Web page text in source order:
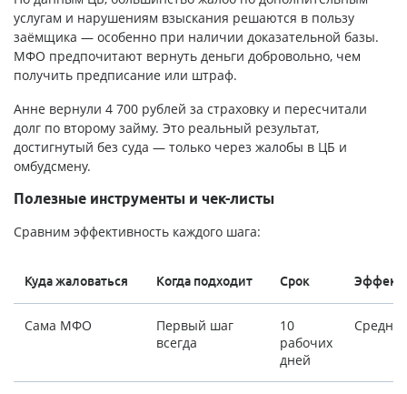
услугам и нарушениям взыскания решаются в пользу
заёмщика — особенно при наличии доказательной базы.
МФО предпочитают вернуть деньги добровольно, чем
получить предписание или штраф.
Анне вернули 4 700 рублей за страховку и пересчитали
долг по второму займу. Это реальный результат,
достигнутый без суда — только через жалобы в ЦБ и
омбудсмену.
Полезные инструменты и чек-листы
Сравним эффективность каждого шага:
Куда жаловаться Когда подходит Срок
Сама МФО
Первый шаг
всегда
10
рабочих
дней
Средняя